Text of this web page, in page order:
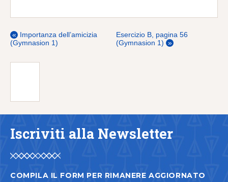
« Importanza dell’amicizia
(Gymnasion 1)
Esercizio B, pagina 56
(Gymnasion 1) »
Iscriviti alla Newsletter
COMPILA IL FORM PER RIMANERE AGGIORNATO